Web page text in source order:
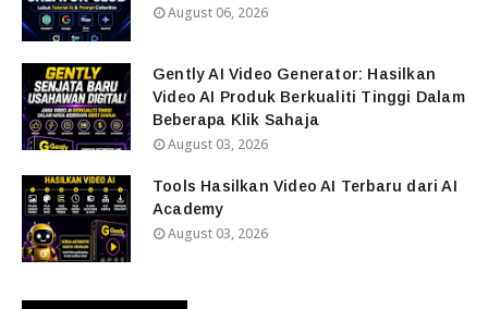
August 06, 2026
Gently AI Video Generator: Hasilkan
Video AI Produk Berkualiti Tinggi Dalam
Beberapa Klik Sahaja
August 03, 2026
Tools Hasilkan Video AI Terbaru dari AI
Academy
August 03, 2026